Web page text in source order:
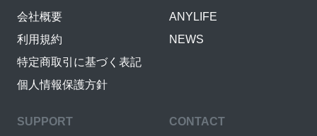
会社概要
利用規約
特定商取引に基づく表記
個人情報保護方針
ANYLIFE
NEWS
SUPPORT CONTACT